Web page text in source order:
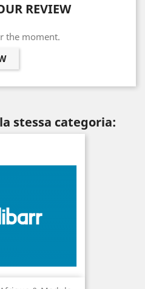
REVIEW
the moment.
stessa categoria: